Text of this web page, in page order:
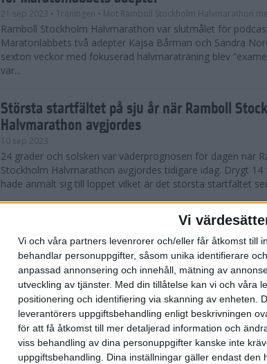
Vi
Vi och våra partners levenrorer och/eller får åtkomst till
behandlar personuppgifter, såsom unika identifierare
anpassad annonsering och innehåll, mätning av
utveckling av tjänster. Med din tillåtelse kan vi och våra
positionering och identifiering via skanning av enheten.
leverantörers uppgiftsbehandling enligt beskrivningen
för att få åtkomst till mer detaljerad information och
viss behandling av dina personuppgifter kanske inte
uppgiftsbehandling. Dina inställningar gäller endast
21 sep 2023 • Träningen • Mot Ramboll Stockholm Halvmarathon
Ramboll Stockholm Halvmarathon var slutmålet för
Maratonlabbets två adepter Kajsa Bårman och Sandra
sexton veckor med fokuserad halvmaraträning blev
var...
Största startfältet på sju år när Ramboll
Halvmarathon avgjordes
10 sep 2023
24 grader och solsken var väderprognosen för dagen när
Stockholm Halvmarathon avgjordes tidigare idag. Drygt 14
hade anmält sig till loppet vilket är det största startfältet
Nytt banrekord signerat Diego Estrada när
Stockholm Halvmarathon avgjordes
10 sep 2023
Det var ett varmt Stockholm som välkomnade löparna i
Stockholm Halvmarathon, men trots värmen så
fina tider. På herrsidan tog amerikanen Diego Estrada
Kajsa och Sandra redo för Ramboll Stockholm
Halvmarathon